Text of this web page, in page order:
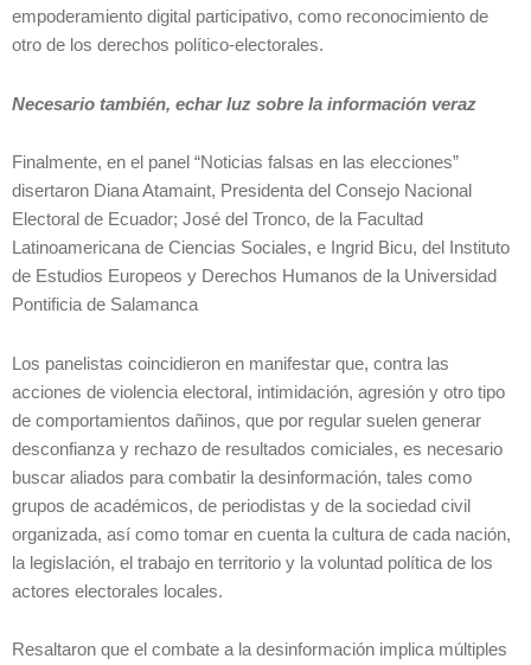
empoderamiento digital participativo, como reconocimiento de
otro de los derechos político-electorales.
Necesario también, echar luz sobre la información veraz
Finalmente, en el panel “Noticias falsas en las elecciones”
disertaron Diana Atamaint, Presidenta del Consejo Nacional
Electoral de Ecuador; José del Tronco, de la Facultad
Latinoamericana de Ciencias Sociales, e Ingrid Bicu, del Instituto
de Estudios Europeos y Derechos Humanos de la Universidad
Pontificia de Salamanca
Los panelistas coincidieron en manifestar que, contra las
acciones de violencia electoral, intimidación, agresión y otro tipo
de comportamientos dañinos, que por regular suelen generar
desconfianza y rechazo de resultados comiciales, es necesario
buscar aliados para combatir la desinformación, tales como
grupos de académicos, de periodistas y de la sociedad civil
organizada, así como tomar en cuenta la cultura de cada nación,
la legislación, el trabajo en territorio y la voluntad política de los
actores electorales locales.
Resaltaron que el combate a la desinformación implica múltiples